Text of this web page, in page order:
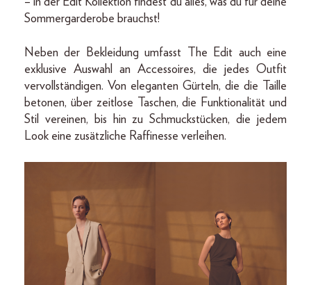
Sommergarderobe brauchst!
Neben der Bekleidung umfasst The Edit auch eine
exklusive Auswahl an Accessoires, die jedes Outfit
vervollständigen. Von eleganten Gürteln, die die Taille
betonen, über zeitlose Taschen, die Funktionalität und
Stil vereinen, bis hin zu Schmuckstücken, die jedem
Look eine zusätzliche Raffinesse verleihen.